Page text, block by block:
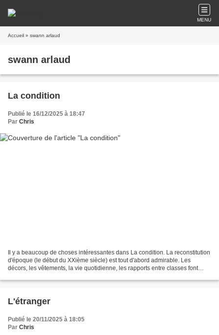
MENU
Accueil » swann arlaud
swann arlaud
La condition
Publié le 16/12/2025 à 18:47
Par Chris
Il y a beaucoup de choses intéressantes dans La condition. La reconstitution
d'époque (le début du XXième siècle) est tout d'abord admirable. Les
décors, les vêtements, la vie quotidienne, les rapports entre classes font
L'étranger
Publié le 20/11/2025 à 18:05
Par Chris